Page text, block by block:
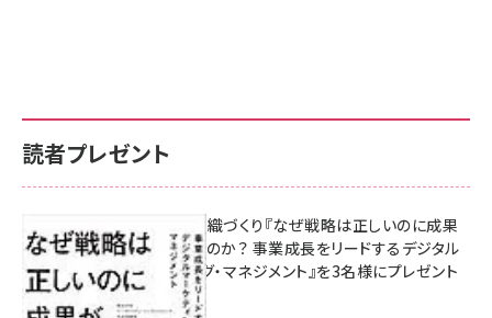
読者プレゼント
成果を生む組織づくり『なぜ戦略は正しいのに成果
があがらないのか？ 事業成長をリードするデジタル
マーケティング・マネジメント』を3名様にプレゼント
8月7日 10:00